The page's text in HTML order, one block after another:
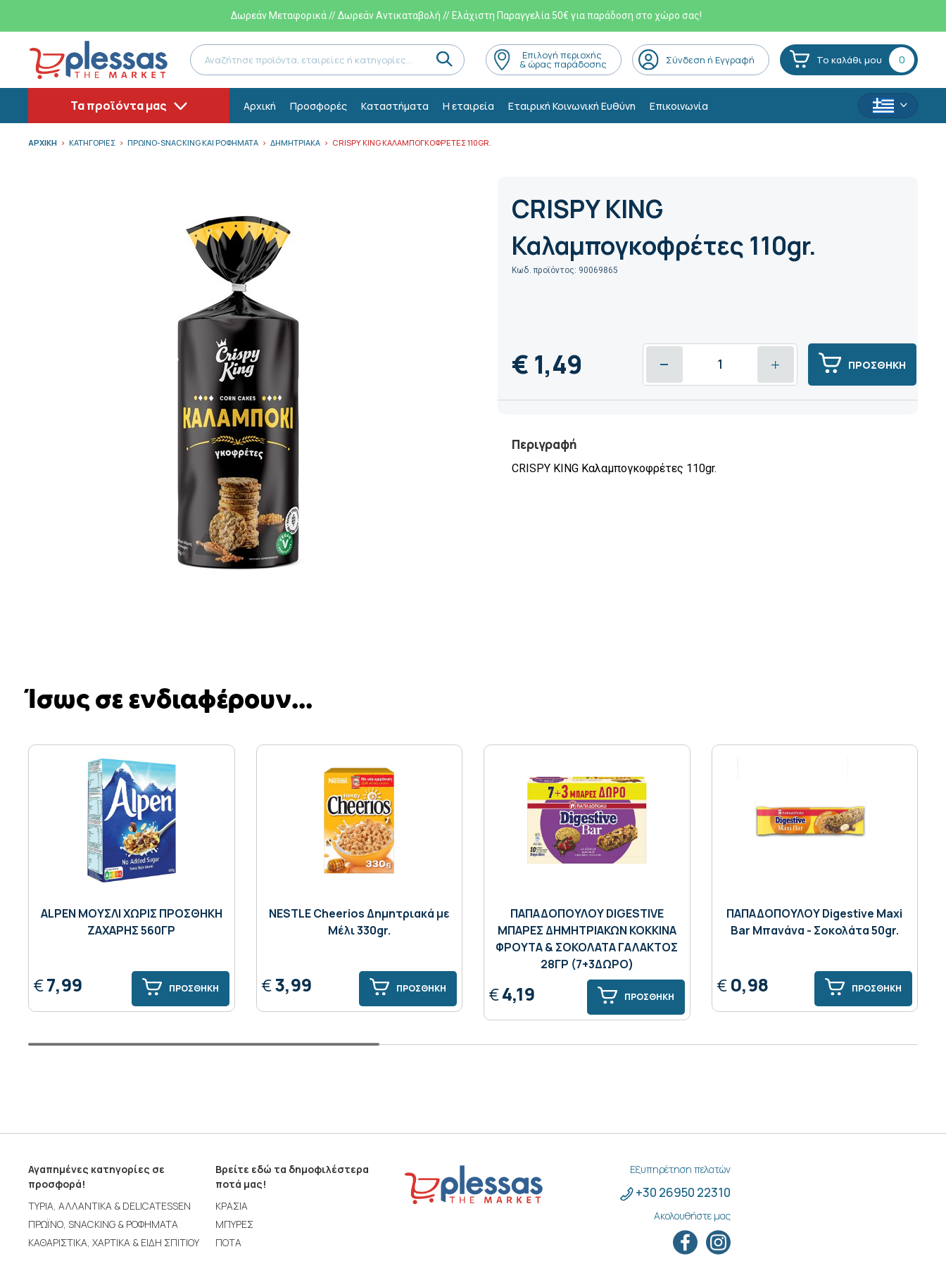
Δωρεάν Μεταφορικά // Δωρεάν Αντικαταβολή // Ελάχιστη Παραγγελία 50€ για παράδοση στο χώρο σας!
Eπιλογή περιοχής
& ώρας παράδοσης Σύνδεση ή Εγγραφή Το καλάθι μου 0
Τα προϊόντα μας Αρχική Προσφορές Kαταστήματα Η εταιρεία Εταιρική Κοινωνική Ευθύνη Επικοινωνία
ΑΡΧΙΚΗ ΚΑΤΗΓΟΡΙΕΣ ΠΡΩΙΝΟ-SNACKING ΚΑΙ ΡΟΦΗΜΑΤΑ ΔΗΜΗΤΡΙΑΚΑ CRISPΥ KING ΚΑΛΑΜΠΟΓΚΟΦΡΈΤΕΣ 110GR.
CRISPΥ KING
Καλαμπογκοφρέτες 110gr.
Κωδ. προϊόντος: 90069865
€ 1,49 ΠΡΟΣΘΗΚΗ
Περιγραφή
CRISPΥ KING Καλαμπογκοφρέτες 110gr.
Ίσως σε ενδιαφέρουν...
ALPEN ΜΟΥΣΛΙ ΧΩΡΙΣ ΠΡΟΣΘΗΚΗ
ΖΑΧΑΡΗΣ 560ΓΡ
€7,99 ΠΡΟΣΘΗΚΗ
NESTLE Cheerios Δημητριακά με
Μέλι 330gr.
€3,99 ΠΡΟΣΘΗΚΗ
ΠΑΠΑΔΟΠΟΥΛΟΥ DIGESTIVE
ΜΠΑΡΕΣ ΔΗΜΗΤΡΙΑΚΩΝ ΚΟΚΚΙΝΑ
ΦΡΟΥΤΑ & ΣΟΚΟΛΑΤΑ ΓΑΛΑΚΤΟΣ
28ΓΡ (7+3ΔΩΡΟ)
€4,19 ΠΡΟΣΘΗΚΗ
ΠΑΠΑΔΟΠΟΥΛΟΥ Digestive Maxi
Bar Μπανάνα - Σοκολάτα 50gr.
€ 0,98 ΠΡΟΣΘΗΚΗ
Αγαπημένες κατηγορίες σε
προσφορά!
ΤΥΡΙΑ, ΑΛΛΑΝΤΙΚΑ & DELICATESSEN
ΠΡΩΪΝΟ, SNACKING & ΡΟΦΗΜΑΤΑ
ΚΑΘΑΡΙΣΤΙΚΑ, ΧΑΡΤΙΚΑ & ΕΙΔΗ ΣΠΙΤΙΟΥ
Βρείτε εδώ τα δημοφιλέστερα
ποτά μας!
ΚΡΑΣΙΑ
ΜΠΥΡΕΣ
ΠΟΤΑ
Εξυπηρέτηση πελατών
+30 26950 22310
Ακολουθήστε μας